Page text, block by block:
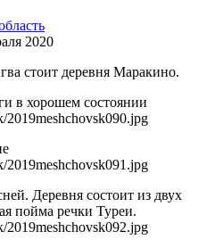
2020
стоит деревня Маракино.
в хорошем состоянии
Деревня состоит из двух
пойма речки Туреи.